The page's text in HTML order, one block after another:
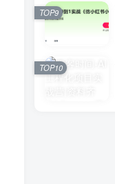
TOP9
TOP10